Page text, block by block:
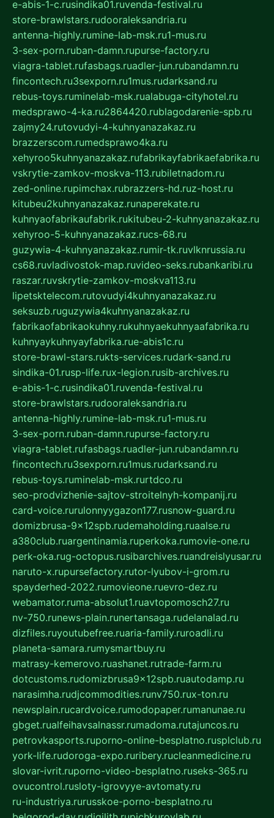
e-abis-1-c.rusindika01.ruvenda-festival.ru
store-brawlstars.rudooraleksandria.ru
antenna-highly.rumine-lab-msk.ru1-mus.ru
3-sex-porn.ruban-damn.rupurse-factory.ru
viagra-tablet.rufasbags.ruadler-jun.rubandamn.ru
fincontech.ru3sexporn.ru1mus.rudarksand.ru
rebus-toys.ruminelab-msk.rualabuga-cityhotel.ru
medsprawo-4-ka.ru2864420.rublagodarenie-spb.ru
zajmy24.rutovudyi-4-kuhnyanazakaz.ru
brazzerscom.rumedsprawo4ka.ru
xehyroo5kuhnyanazakaz.rufabrikayfabrikaefabrika.ru
vskrytie-zamkov-moskva-113.rubiletnadom.ru
zed-online.rupimchax.rubrazzers-hd.ruz-host.ru
kitubeu2kuhnyanazakaz.runaperekate.ru
kuhnyaofabrikaufabrik.rukitubeu-2-kuhnyanazakaz.ru
xehyroo-5-kuhnyanazakaz.rucs-68.ru
guzywia-4-kuhnyanazakaz.rumir-tk.ruvlknrussia.ru
cs68.ruvladivostok-map.ruvideo-seks.rubankaribi.ru
raszar.ruvskrytie-zamkov-moskva113.ru
lipetsktelecom.rutovudyi4kuhnyanazakaz.ru
seksuzb.ruguzywia4kuhnyanazakaz.ru
fabrikaofabrikaokuhny.rukuhnyaekuhnyaafabrika.ru
kuhnyaykuhnyayfabrika.rue-abis1c.ru
store-brawl-stars.rukts-services.rudark-sand.ru
sindika-01.rusp-life.rux-legion.rusib-archives.ru
e-abis-1-c.rusindika01.ruvenda-festival.ru
store-brawlstars.rudooraleksandria.ru
antenna-highly.rumine-lab-msk.ru1-mus.ru
3-sex-porn.ruban-damn.rupurse-factory.ru
viagra-tablet.rufasbags.ruadler-jun.rubandamn.ru
fincontech.ru3sexporn.ru1mus.rudarksand.ru
rebus-toys.ruminelab-msk.rurtdco.ru
seo-prodvizhenie-sajtov-stroitelnyh-kompanij.ru
card-voice.rurulonnyygazon177.rusnow-guard.ru
domizbrusa-9x12spb.rudemaholding.ruaalse.ru
a380club.ruargentinamia.ruperkoka.rumovie-one.ru
perk-oka.rug-octopus.rusibarchives.ruandreislyusar.ru
naruto-x.rupursefactory.rutor-lyubov-i-grom.ru
spayderhed-2022.rumovieone.ruevro-dez.ru
webamator.ruma-absolut1.ruavtopomosch27.ru
nv-750.runews-plain.runertansaga.rudelanalad.ru
dizfiles.ruyoutubefree.ruaria-family.ruroadli.ru
planeta-samara.rumysmartbuy.ru
matrasy-kemerovo.ruashanet.rutrade-farm.ru
dotcustoms.rudomizbrusa9x12spb.ruautodamp.ru
narasimha.rudjcommodities.runv750.rux-ton.ru
newsplain.rucardvoice.rumodopaper.rumanunae.ru
gbget.rualfeihavsalnassr.rumadoma.rutajuncos.ru
petrovkasports.ruporno-online-besplatno.rusplclub.ru
york-life.rudoroga-expo.ruribery.rucleanmedicine.ru
slovar-ivrit.ruporno-video-besplatno.ruseks-365.ru
ovucontrol.rusloty-igrovyye-avtomaty.ru
ru-industriya.rurusskoe-porno-besplatno.ru